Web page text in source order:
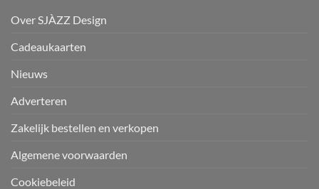
Over SJÀZZ Design
Cadeaukaarten
Nieuws
Adverteren
Zakelijk bestellen en verkopen
Algemene voorwaarden
Cookiebeleid